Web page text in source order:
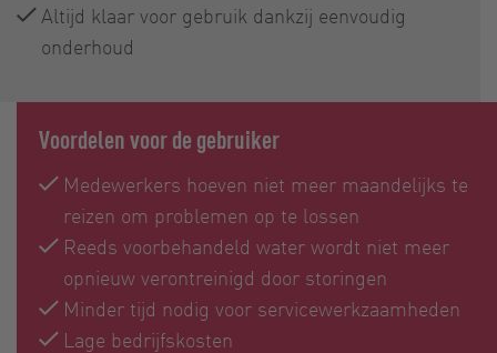
Altijd klaar voor gebruik dankzij eenvoudig
onderhoud
Voordelen voor de gebruiker
Medewerkers hoeven niet meer maandelijks te
reizen om problemen op te lossen
Reeds voorbehandeld water wordt niet meer
opnieuw verontreinigd door storingen
Minder tijd nodig voor servicewerkzaamheden
Lage bedrijfskosten